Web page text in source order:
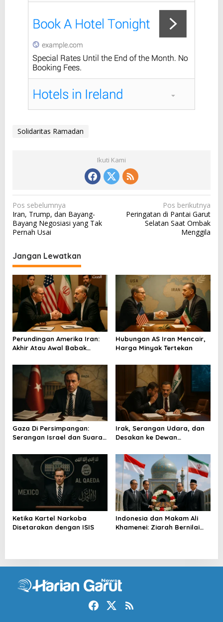
Solidaritas Ramadan
Ikuti Kami
N
a
v
g
a
s
i
p
o
s
Pos sebelumnya
Iran, Trump, dan Bayang-
Bayang Negosiasi yang Tak
Pernah Usai
Pos berikutnya
Peringatan di Pantai Garut
Selatan Saat Ombak
Menggila
Jangan Lewatkan
Perundingan Amerika Iran:
Akhir Atau Awal Babak
Hubungan AS Iran Mencair,
Harga Minyak Tertekan
Gaza Di Persimpangan:
Serangan Israel dan Suara
Irak, Serangan Udara, dan
Desakan ke Dewan
Ketika Kartel Narkoba
Disetarakan dengan ISIS
Indonesia dan Makam Ali
Khamenei: Ziarah Bernilai